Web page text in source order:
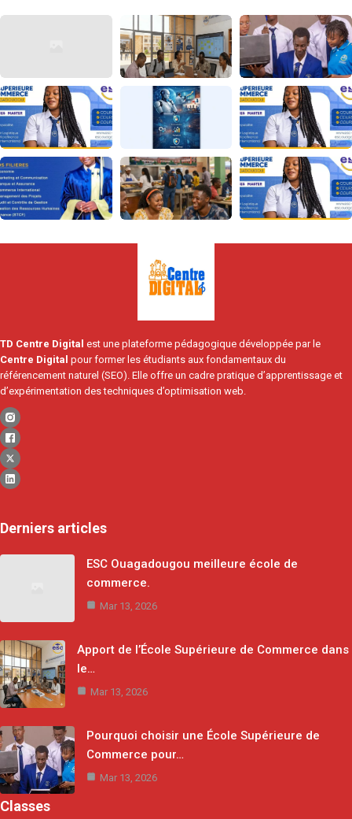
TD Centre Digital est une plateforme pédagogique développée par le
Centre Digital pour former les étudiants aux fondamentaux du
référencement naturel (SEO). Elle offre un cadre pratique d’apprentissage et
d’expérimentation des techniques d’optimisation web.
Derniers articles
ESC Ouagadougou meilleure école de
commerce.
Mar 13, 2026
Apport de l’École Supérieure de Commerce dans
le…
Mar 13, 2026
Pourquoi choisir une École Supérieure de
Commerce pour…
Mar 13, 2026
Classes